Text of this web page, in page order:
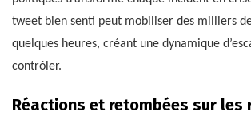
tweet bien senti peut mobiliser des milliers
quelques heures, créant une dynamique
contrôler.
Réactions et retombées sur les